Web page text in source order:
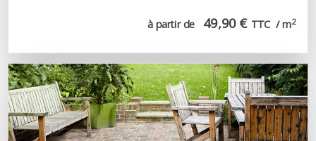
à partir de 49,90 € TTC  / m2